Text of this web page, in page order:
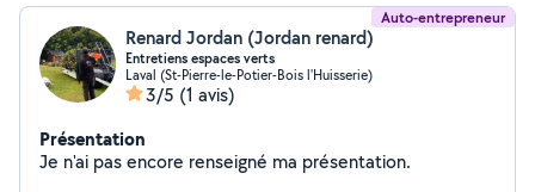
Auto-entrepreneur
Renard Jordan (Jordan renard)
Entretiens espaces verts
Laval (St-Pierre-le-Potier-Bois l'Huisserie)
3/5 (1 avis)
Présentation
Je n'ai pas encore renseigné ma présentation.